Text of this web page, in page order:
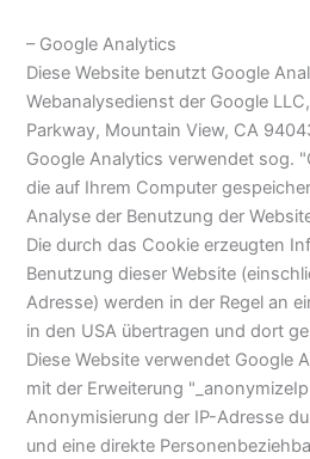
– Google Analytics
Diese Website benutzt Google
Webanalysedienst der Google
Parkway, Mountain View, CA
Google Analytics verwendet sog.
die auf Ihrem Computer
Analyse der Benutzung der
Die durch das Cookie erzeugten
Benutzung dieser Website
Adresse) werden in der Regel an
in den USA übertragen und dort
Diese Website verwendet Google
mit der Erweiterung
Anonymisierung der IP-Adresse
und eine direkte